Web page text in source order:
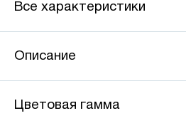
Все характеристики
Описание
Цветовая гамма